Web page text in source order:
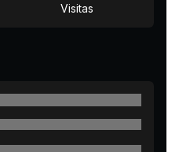
Visitas